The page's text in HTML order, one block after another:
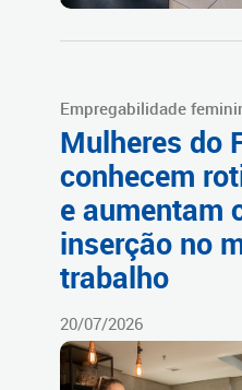
Empregabilidade
Mulheres do
conhecem
e aumentam
inserção no
trabalho
20/07/2026